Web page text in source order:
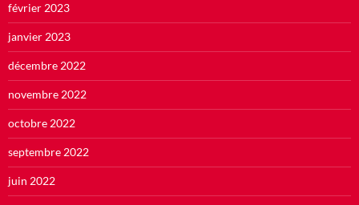
février 2023
janvier 2023
décembre 2022
novembre 2022
octobre 2022
septembre 2022
juin 2022